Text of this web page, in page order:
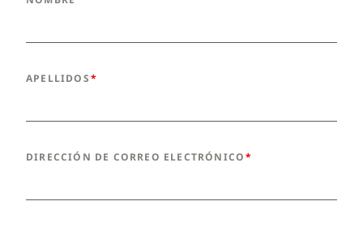
APELLIDOS
DIRECCIÓN DE CORREO ELECTRÓNICO